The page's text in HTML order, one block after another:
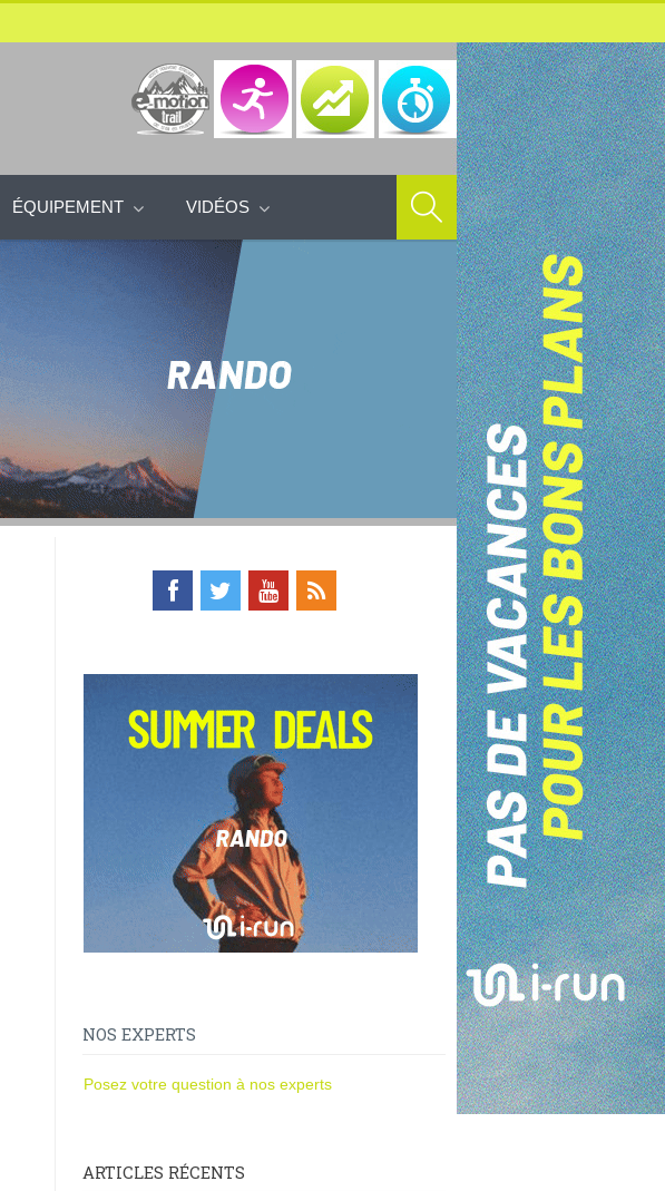
ÉQUIPEMENT VIDÉOS
NOS EXPERTS
Posez votre question à nos experts
ARTICLES RÉCENTS